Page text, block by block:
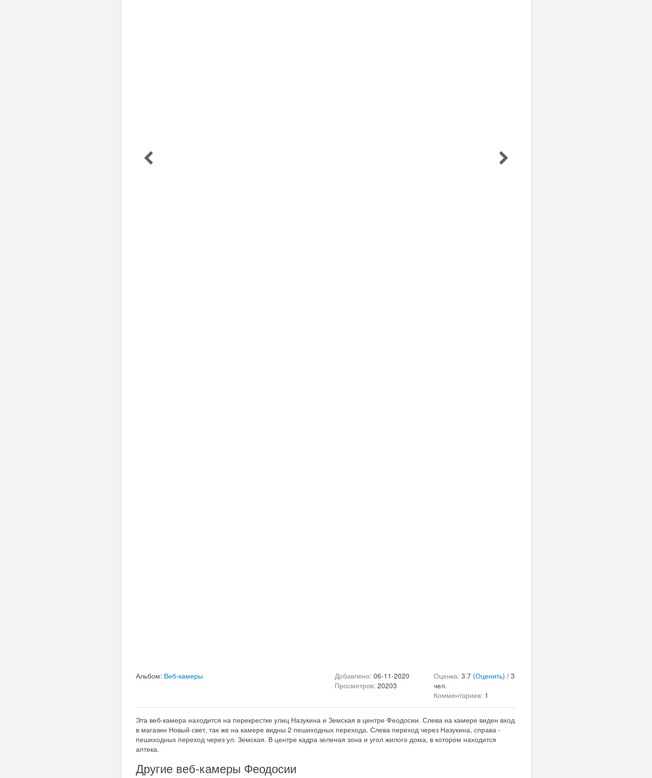
Альбом: Веб-камеры Добавлено: 06-11-2020
Просмотров: 20203
Оценка: 3.7 (Оценить) / 3
чел.
Комментариев: 1
Эта веб-камера находится на перекрестке улиц Назукина и Земская в центре Феодосии. Слева на камере виден вход
в магазин Новый свет, так же на камере видны 2 пешиходных перехода. Слева переход через Назукина, справа -
пешиходных переход через ул. Земская. В центре кадра зеленая зона и угол жилого дома, в котором находится
аптека.
Другие веб-камеры Феодосии